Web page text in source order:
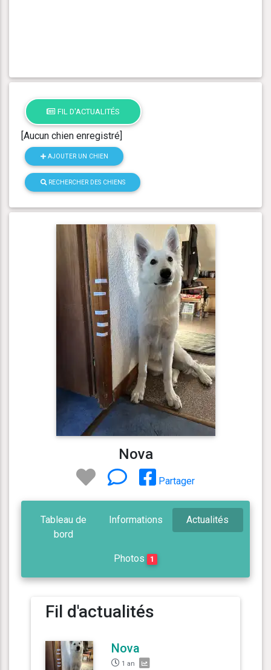
FIL D'ACTUALITÉS
[Aucun chien enregistré]
AJOUTER UN CHIEN
RECHERCHER DES CHIENS
Nova
Partager
Tableau de
bord
Informations Actualités
Photos 1
Fil d'actualités
Nova
1 an